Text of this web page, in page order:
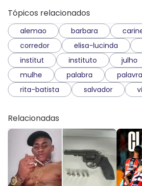
Tópicos relacionados
alemao barbara
corredor
elisa-lucinda
institut
instituto julho
mulhe
palabra palavra
rita-batista
salvador
Relacionadas